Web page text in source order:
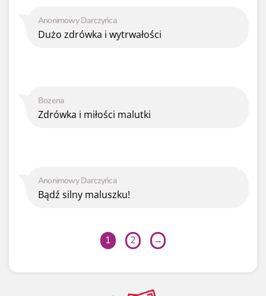
Anonimowy Darczyńca
Bądź silny maluszku!
Bozena
Zdrówka i miłości malutki
Anonimowy Darczyńca
Dużo zdrówka i wytrwałości
1 2 →